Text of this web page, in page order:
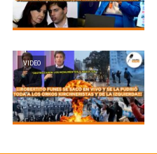
VIDEO